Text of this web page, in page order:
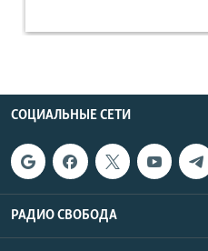
СОЦИАЛЬНЫЕ СЕТИ
РАДИО СВОБОДА